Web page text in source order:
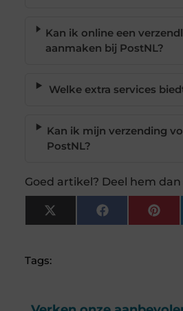
Kan ik online een
aanmaken bij PostNL?
Welke extra services
Kan ik mijn verzending
PostNL?
Goed artikel? Deel hem dan
X
(Twitter)
Facebook
Tags: